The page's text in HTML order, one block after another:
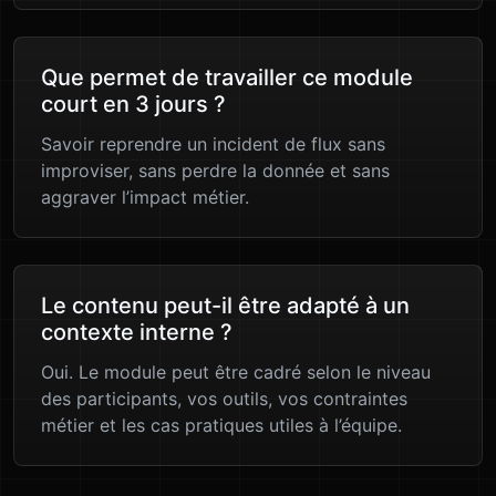
Que permet de travailler ce module
court en 3 jours ?
Savoir reprendre un incident de flux sans
improviser, sans perdre la donnée et sans
aggraver l’impact métier.
Le contenu peut-il être adapté à un
contexte interne ?
Oui. Le module peut être cadré selon le niveau
des participants, vos outils, vos contraintes
métier et les cas pratiques utiles à l’équipe.